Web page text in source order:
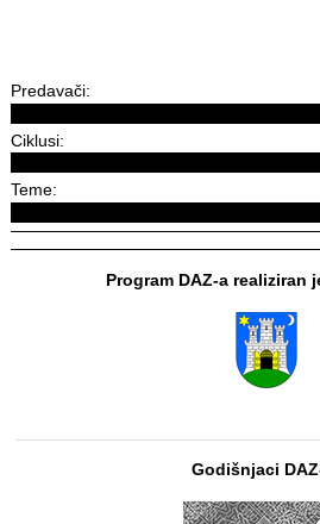
Predavači:
Ciklusi:
Teme:
Program DAZ-a realiziran
Godišnjaci